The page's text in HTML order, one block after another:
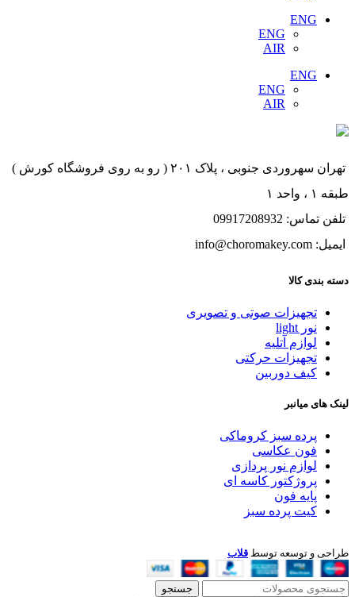
ENG
ENG
AIR
ENG
ENG
AIR
تهران سهروردی جنوبی ، پلاک ۲۰۱ ( رو به روی فروشگاه کورش )
طبقه ۱ ، واحد ۱
تلفن تماس: 09917208932
ایمیل: info@choromakey.com
دسته بندی کالا
تجهیزات صوتی و تصویری
نور light
لوازم آتلیه
تجهیزات حرکتی
کیف دوربین
لینک های میانبر
پرده سبز کروماکی
فون عکاسی
لوازم نور پردازی
پروژکتور کاسه ای
پایه فون
کیت پرده سبز
طراحی و توسعه توسط قلاب
جستجو